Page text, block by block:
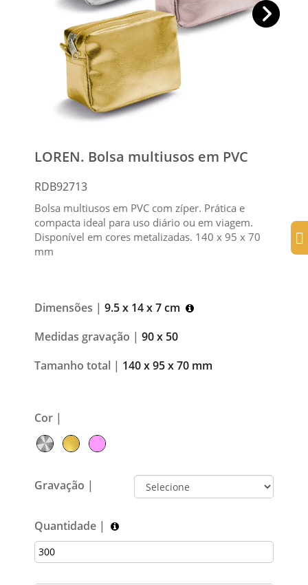
LOREN. Bolsa multiusos em PVC
RDB92713
Bolsa multiusos em PVC com zíper. Prática e
compacta ideal para uso diário ou em viagem.
Disponível em cores metalizadas. 140 x 95 x 70
mm
Dimensões | 9.5 x 14 x 7 cm
Medidas gravação | 90 x 50
Tamanho total | 140 x 95 x 70 mm
Cor |
Gravação |
Quantidade |